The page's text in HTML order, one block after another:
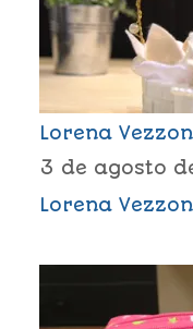
Lorena
3 de agosto
Lorena